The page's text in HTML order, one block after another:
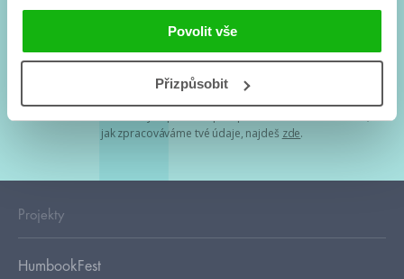
Povolit vše
Přizpůsobit
Souhlasím spodmínkami zpracování osobních údajů
Tvá e-mailová adresa je u nás v bezpečí. Přečti si
jak zpracováváme tvé údaje, najdeš zde.
Projekty
HumbookFest